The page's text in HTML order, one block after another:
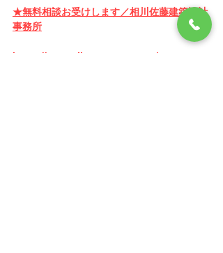
★無料相談お受けします／相川佐藤建築設計
事務所
https://www.aikawasatow.com/contact